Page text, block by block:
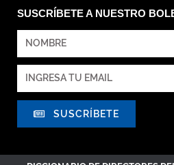
SUSCRÍBETE A NUESTRO
SUSCRÍBETE